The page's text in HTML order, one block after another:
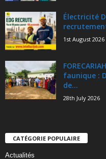
Électricité
1st August 2026
faunique :
de...
28th July 2026
CATÉGORIE POPULAIRE
Actualités